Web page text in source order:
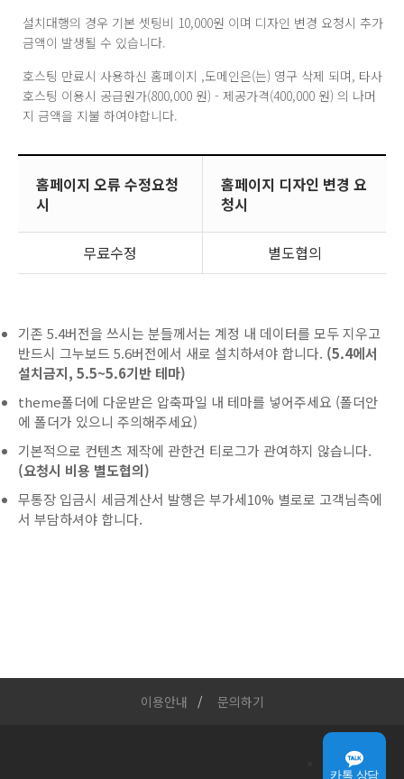
카톡 상담
설치대행의 경우 기본 셋팅비 10,000원 이며 디자인 변경 요청시 추가
금액이 발생될 수 있습니다.
호스팅 만료시 사용하신 홈페이지 ,도메인은(는) 영구 삭제 되며, 타사
호스팅 이용시 공급원가(800,000 원) - 제공가격(400,000 원) 의 나머
지 금액을 지불 하여야합니다.
홈페이지 오류 수정요청
시
홈페이지 디자인 변경 요
청시
무료수정 별도협의
기존 5.4버전을 쓰시는 분들께서는 계정 내 데이터를 모두 지우고
반드시 그누보드 5.6버전에서 새로 설치하셔야 합니다. (5.4에서
설치금지, 5.5~5.6기반 테마)
theme폴더에 다운받은 압축파일 내 테마를 넣어주세요 (폴더안
에 폴더가 있으니 주의해주세요)
기본적으로 컨텐츠 제작에 관한건 티로그가 관여하지 않습니다.
(요청시 비용 별도협의)
무통장 입금시 세금계산서 발행은 부가세10% 별로로 고객님측에
서 부담하셔야 합니다.
이용안내 문의하기